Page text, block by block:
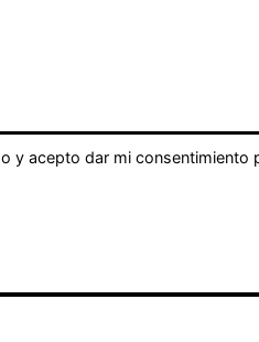
y acepto dar mi consentimiento